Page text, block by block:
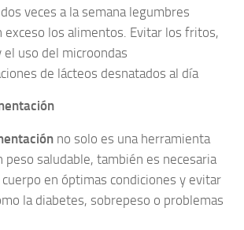
veces a la semana legumbres
exceso los alimentos. Evitar los fritos,
el uso del microondas
de lácteos desnatados al día
no solo es una herramienta
peso saludable, también es necesaria
en óptimas condiciones y evitar
la diabetes, sobrepeso o problemas